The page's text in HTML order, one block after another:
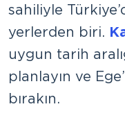
sahiliyle
yerlerden biri.
uygun tarih
planlayın ve
bırakın.